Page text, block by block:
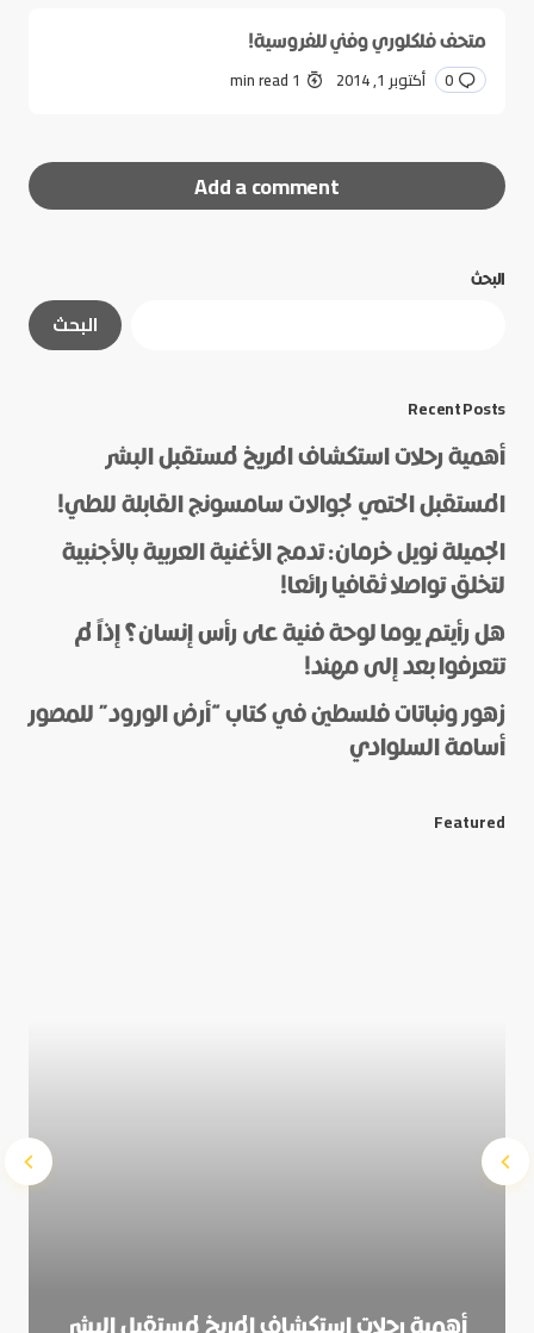
متحف فلكلوري وفني للفروسية!
0 أكتوبر 1, 2014 1 min read
Add a comment
الحقول الإلزامية
Name
*
E-mail
*
البحث
البحث
Recent Posts
أهمية رحلات استكشاف المريخ لمستقبل البشر
المستقبل الحتمي لجوالات سامسونج القابلة للطي!
الجميلة نويل خرمان: تدمج الأغنية العربية بالأجنبية
لتخلق تواصلا ثقافيا رائعا!
هل رأيتم يوما لوحة فنية على رأس إنسان؟ إذاً لم
تتعرفوا بعد إلى مهند!
زهور ونباتات فلسطين في كتاب “أرض الورود” للمصور
أسامة السلوادي
Featured
أهمية رحلات استكشاف المريخ لمستقبل البشر